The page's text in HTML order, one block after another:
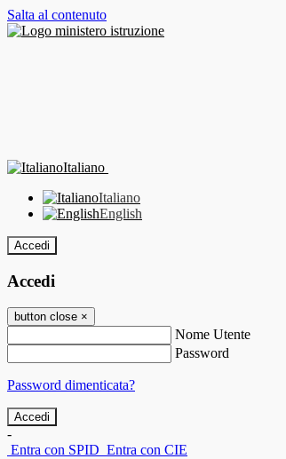
Salta al contenuto
Italiano
Italiano
English
Accedi
Accedi
button close ×
Nome Utente
Password
Password dimenticata?
-
Entra con SPID Entra con CIE